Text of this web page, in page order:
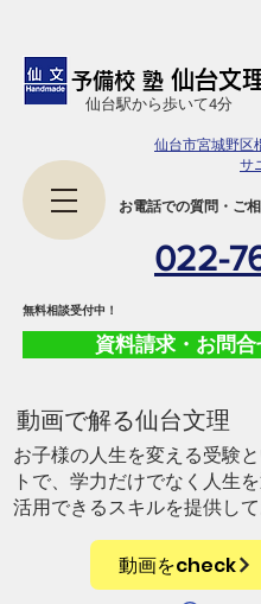
予備校 塾 仙台文
022-
資料請求・お問合
お電話での質問・ご
​仙台駅から歩いて4分
​無料相談受付中！
仙台市宮城野区
サ
​動画で解る仙台文理
お子様の人生を変える受験
トで、学力だけでなく人生
活用できるスキルを提供して
動画をcheck